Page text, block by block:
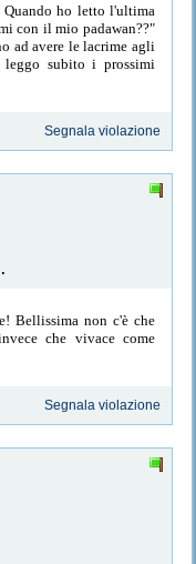
ho letto l'ultima
con il mio padawan??"
ad avere le lacrime agli
leggo subito i prossimi
Segnala violazione
a me...
Bellissima non c'è che
che vivace come
Segnala violazione